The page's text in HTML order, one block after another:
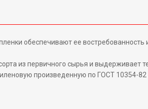
обеспечивают ее востребованность
из первичного сырья и выдерживает
произведенную по ГОСТ 10354-